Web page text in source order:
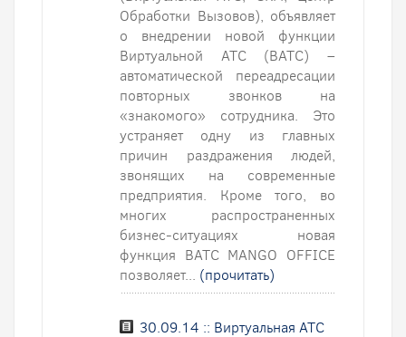
Обработки Вызовов), объявляет
о внедрении новой функции
Виртуальной АТС (ВАТС) –
автоматической переадресации
повторных звонков на
«знакомого» сотрудника. Это
устраняет одну из главных
причин раздражения людей,
звонящих на современные
предприятия. Кроме того, во
многих распространенных
бизнес-ситуациях новая
функция ВАТС MANGO OFFICE
позволяет... (прочитать)
30.09.14 :: Виртуальная АТС